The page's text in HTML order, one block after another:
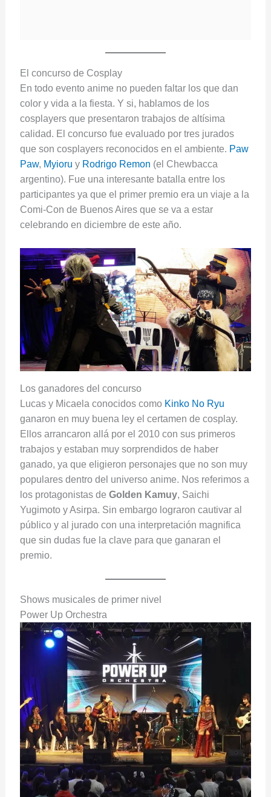
El concurso de Cosplay
En todo evento anime no pueden faltar los que dan
color y vida a la fiesta. Y si, hablamos de los
cosplayers que presentaron trabajos de altísima
calidad. El concurso fue evaluado por tres jurados
que son cosplayers reconocidos en el ambiente. Paw
Paw, Myioru y Rodrigo Remon (el Chewbacca
argentino). Fue una interesante batalla entre los
participantes ya que el primer premio era un viaje a la
Comi-Con de Buenos Aires que se va a estar
celebrando en diciembre de este año.
Los ganadores del concurso
Lucas y Micaela conocidos como Kinko No Ryu
ganaron en muy buena ley el certamen de cosplay.
Ellos arrancaron allá por el 2010 con sus primeros
trabajos y estaban muy sorprendidos de haber
ganado, ya que eligieron personajes que no son muy
populares dentro del universo anime. Nos referimos a
los protagonistas de Golden Kamuy, Saichi
Yugimoto y Asirpa. Sin embargo lograron cautivar al
público y al jurado con una interpretación magnifica
que sin dudas fue la clave para que ganaran el
premio.
Shows musicales de primer nivel
Power Up Orchestra